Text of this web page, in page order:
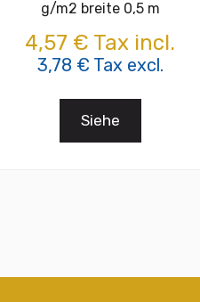
g/m2 breite 0,5 m
4,57 € Tax incl.
3,78 € Tax excl.
Siehe